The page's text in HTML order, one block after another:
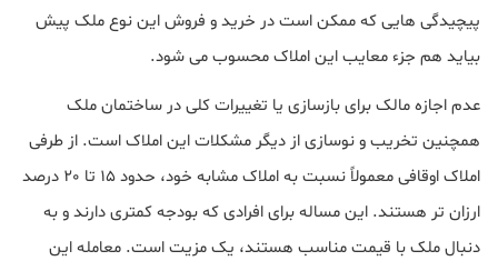
پیچیدگی هایی که ممکن است در خرید و فروش این نوع ملک پیش
بیاید هم جزء معایب این املاک محسوب می شود.
عدم اجازه مالک برای بازسازی یا تغییرات کلی در ساختمان ملک
همچنین تخریب و نوسازی از دیگر مشکلات این املاک است. از طرفی
املاک اوقافی معمولاً نسبت به املاک مشابه خود، حدود 15 تا 20 درصد
ارزان تر هستند. این مساله برای افرادی که بودجه کمتری دارند و به
دنبال ملک با قیمت مناسب هستند، یک مزیت است. معامله این